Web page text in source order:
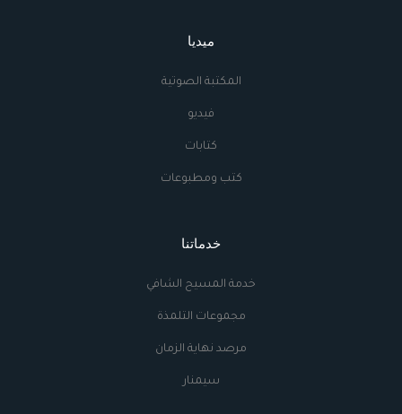
ميديا
المكتبة الصوتية
فيديو
كتابات
كتب ومطبوعات
خدماتنا
خدمة المسيح الشافي
مجموعات التلمذة
مرصد نهاية الزمان
سيمنار